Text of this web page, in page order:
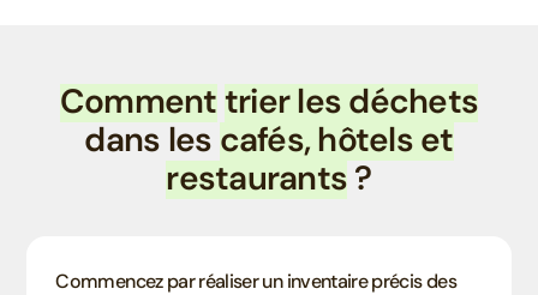
Commenttrier les déchets
dans les cafés, hôtels et
restaurants?
Commencez par réaliser un inventaire précis des